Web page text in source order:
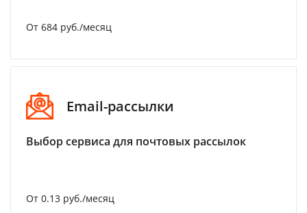
От 684 руб./месяц
Email-рассылки
Выбор сервиса для почтовых рассылок
От 0.13 руб./месяц